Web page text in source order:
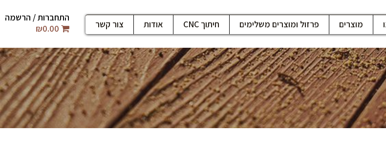
מוצרים פרזול ומוצרים משלימים חיתוך CNC אודות צור קשר
התחברות / הרשמה
₪0.00